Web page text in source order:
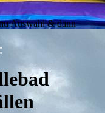
Auswahl & dann